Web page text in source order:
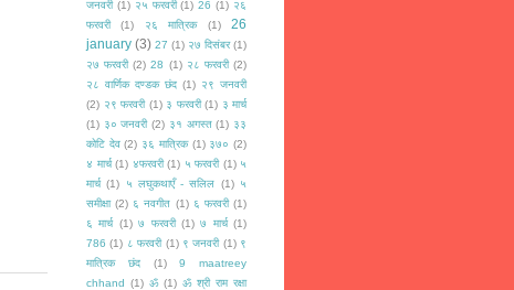
जनवरी (1) २५ फरवरी (1) 26 (1) २६
फरवरी
(1) २६ मात्रिक (1)
26
january (3) 27 (1) २७ दिसंबर (1)
२७ फरवरी (2) 28 (1) २८ फरवरी (2)
२८ वार्णिक दण्डक छंद (1) २९ जनवरी
(2) २९ फरवरी (1) ३ फरवरी (1) ३ मार्च
(1) ३० जनवरी (2) ३१ अगस्त (1) ३३
कोटि देव (2) ३६ मात्रिक (1) ३७० (2)
४ मार्च (1) ४फरवरी (1) ५ फरवरी (1) ५
मार्च (1) ५ लघुकथाएँ - सलिल (1) ५
समीक्षा (2) ६ नवगीत (1) ६ फरवरी (1)
६ मार्च (1) ७ फरवरी (1) ७ मार्च (1)
786 (1) ८ फरवरी (1) ९ जनवरी (1) ९
मात्रिक छंद
(1)
9 maatreey
chhand (1) ॐ (1) ॐ श्री राम रक्षा